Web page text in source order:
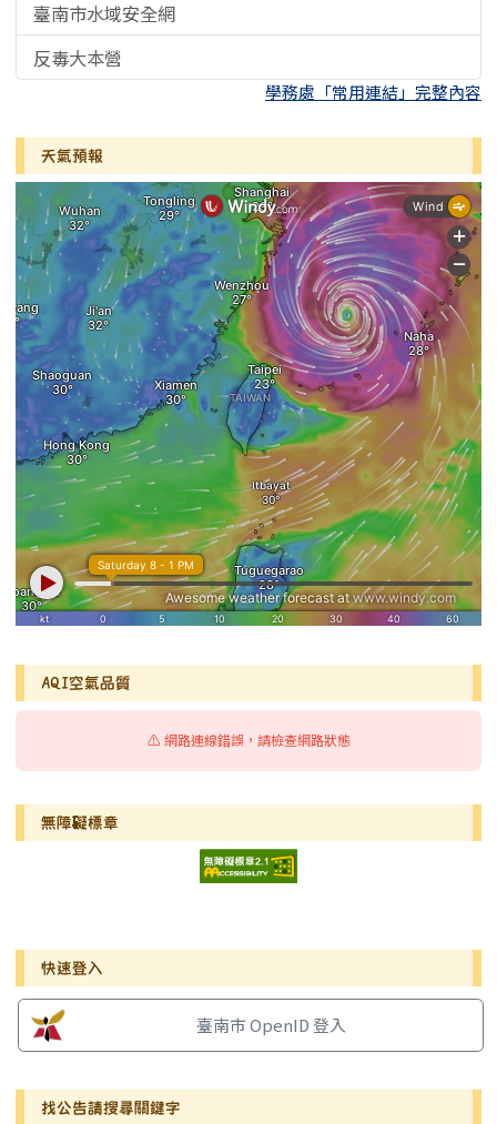
臺南市水域安全網
反毒大本營
學務處「常用連結」完整內容
天氣預報
AQI空氣品質
⚠️ 網路連線錯誤，請檢查網路狀態
無障礙標章
右邊區域內容
快速登入
臺南市 OpenID 登入
找公告請搜尋關鍵字